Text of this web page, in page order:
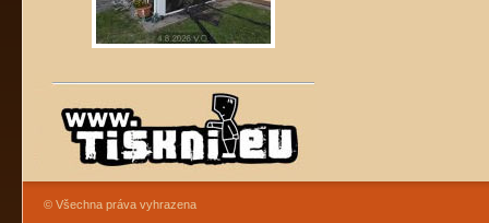
© Všechna práva vyhrazena